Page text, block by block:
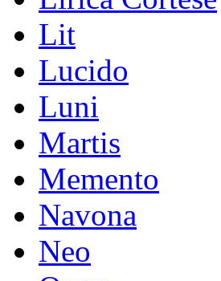
Lit
Lucido
Luni
Martis
Memento
Navona
Neo